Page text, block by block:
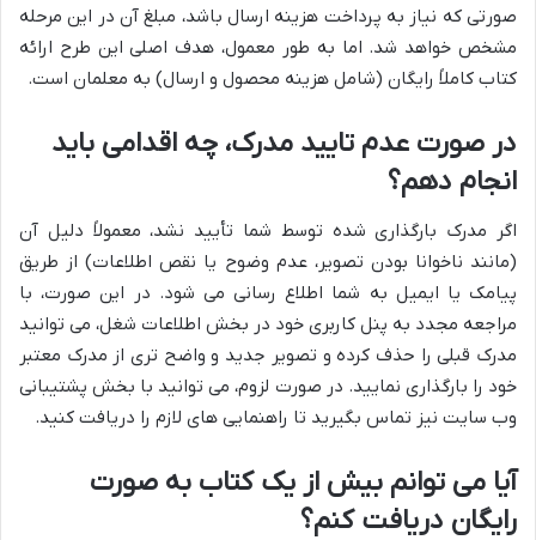
صورتی که نیاز به پرداخت هزینه ارسال باشد، مبلغ آن در این مرحله
مشخص خواهد شد. اما به طور معمول، هدف اصلی این طرح ارائه
کتاب کاملاً رایگان (شامل هزینه محصول و ارسال) به معلمان است.
در صورت عدم تایید مدرک، چه اقدامی باید
انجام دهم؟
اگر مدرک بارگذاری شده توسط شما تأیید نشد، معمولاً دلیل آن
(مانند ناخوانا بودن تصویر، عدم وضوح یا نقص اطلاعات) از طریق
پیامک یا ایمیل به شما اطلاع رسانی می شود. در این صورت، با
مراجعه مجدد به پنل کاربری خود در بخش اطلاعات شغل، می توانید
مدرک قبلی را حذف کرده و تصویر جدید و واضح تری از مدرک معتبر
خود را بارگذاری نمایید. در صورت لزوم، می توانید با بخش پشتیبانی
وب سایت نیز تماس بگیرید تا راهنمایی های لازم را دریافت کنید.
آیا می توانم بیش از یک کتاب به صورت
رایگان دریافت کنم؟